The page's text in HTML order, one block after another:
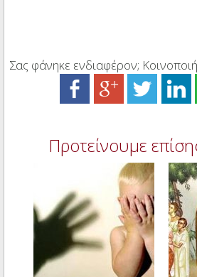
Σας φάνηκε ενδιαφέρον;
Προτείνουμε